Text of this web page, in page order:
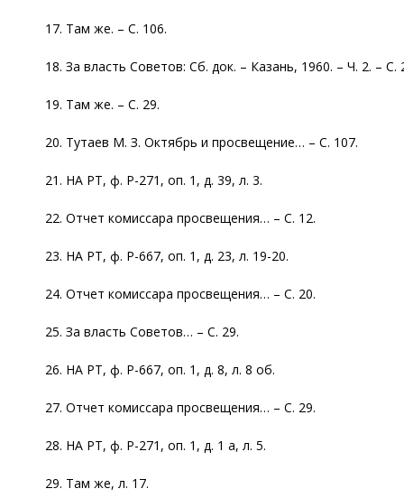
17. Там же. – С. 106.
18. За власть Советов: Сб. док. – Казань, 1960. – Ч. 2. – С.
19. Там же. – С. 29.
20. Тутаев М. З. Октябрь и просвещение… – С. 107.
21. НА РТ, ф. Р-271, оп. 1, д. 39, л. 3.
22. Отчет комиссара просвещения… – С. 12.
23. НА РТ, ф. Р-667, оп. 1, д. 23, л. 19-20.
24. Отчет комиссара просвещения… – С. 20.
25. За власть Советов… – С. 29.
26. НА РТ, ф. Р-667, оп. 1, д. 8, л. 8 об.
27. Отчет комиссара просвещения… – С. 29.
28. НА РТ, ф. Р-271, оп. 1, д. 1 а, л. 5.
29. Там же, л. 17.